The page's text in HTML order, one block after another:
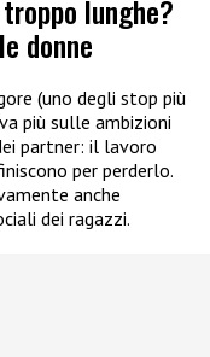
lunghe?
donne
(uno degli stop più
più sulle ambizioni
partner: il lavoro
per perderlo.
anche
dei ragazzi.